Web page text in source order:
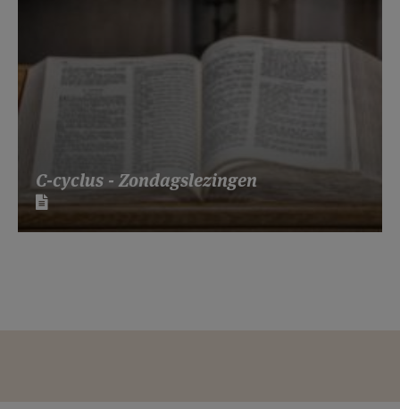
C-cyclus - Zondagslezingen